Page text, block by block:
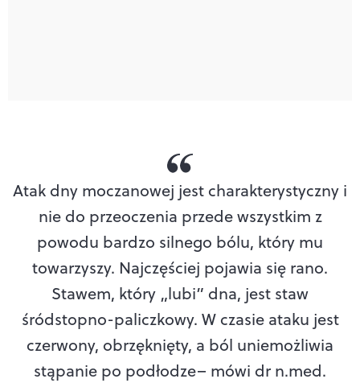
Atak dny moczanowej jest charakterystyczny i
nie do przeoczenia przede wszystkim z
powodu bardzo silnego bólu, który mu
towarzyszy. Najczęściej pojawia się rano.
Stawem, który „lubi” dna, jest staw
śródstopno-paliczkowy. W czasie ataku jest
czerwony, obrzęknięty, a ból uniemożliwia
stąpanie po podłodze– mówi dr n.med.